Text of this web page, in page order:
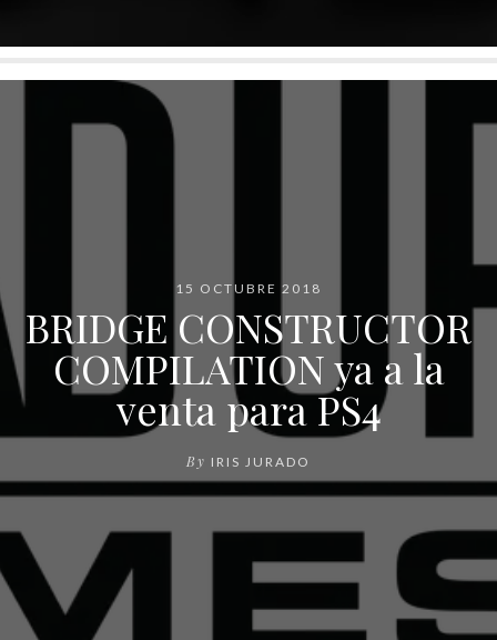
15 OCTUBRE 2018
BRIDGE CONSTRUCTOR
COMPILATION ya a la
venta para PS4
By IRIS JURADO